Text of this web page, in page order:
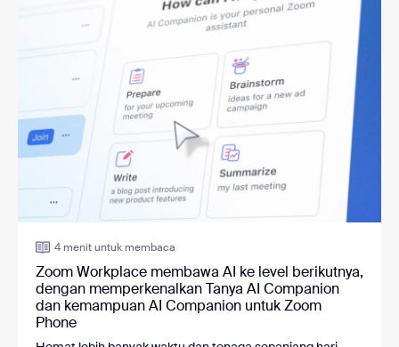
4 menit untuk membaca
Zoom Workplace membawa AI ke level berikutnya,
dengan memperkenalkan Tanya AI Companion
dan kemampuan AI Companion untuk Zoom
Phone